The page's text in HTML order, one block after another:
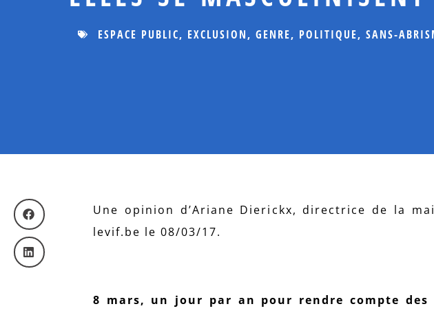
ESPACE PUBLIC, EXCLUSION, GENRE, POLITIQUE, SANS-
Une opinion d’Ariane Dierickx, directrice de la
levif.be le 08/03/17.
8 mars, un jour par an pour rendre compte des